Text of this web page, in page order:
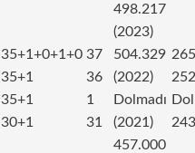
35+1+0+1+0
35+1
35+1
30+1
37
36
1
31
498.217
(2023)
504.329
(2022)
Dolmadı
(2021)
457.000